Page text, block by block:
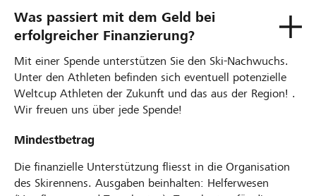
Was passiert mit dem Geld bei
erfolgreicher Finanzierung?
Mit einer Spende unterstützen Sie den Ski-Nachwuchs.
Unter den Athleten befinden sich eventuell potenzielle
Weltcup Athleten der Zukunft und das aus der Region! .
Wir freuen uns über jede Spende!
Mindestbetrag
Die finanzielle Unterstützung fliesst in die Organisation
des Skirennens. Ausgaben beinhalten: Helferwesen